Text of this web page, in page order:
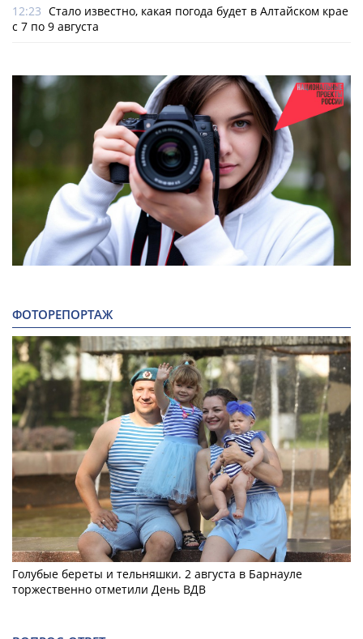
12:23 Стало известно, какая погода будет в Алтайском крае
с 7 по 9 августа
ФОТОРЕПОРТАЖ
Голубые береты и тельняшки. 2 августа в Барнауле
торжественно отметили День ВДВ